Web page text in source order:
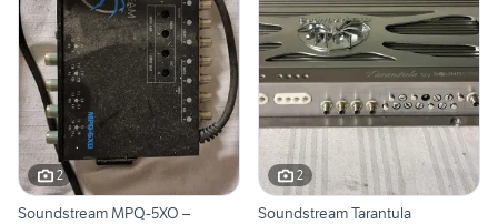
2
Soundstream MPQ-5XO –
2
Soundstream Tarantula